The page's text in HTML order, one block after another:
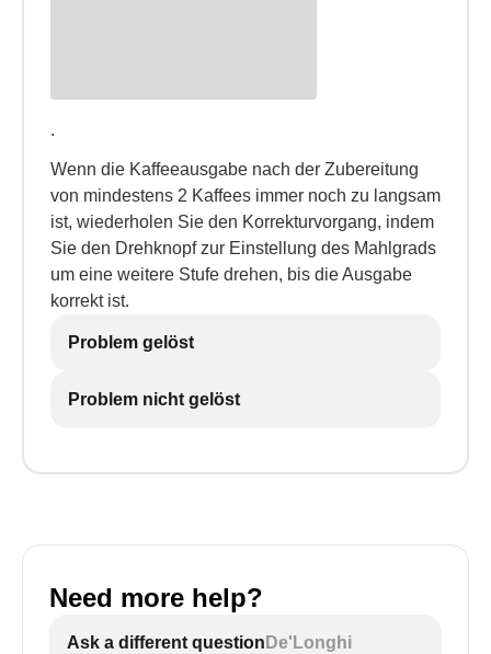
.
Wenn die Kaffeeausgabe nach der Zubereitung
von mindestens 2 Kaffees immer noch zu langsam
ist, wiederholen Sie den Korrekturvorgang, indem
Sie den Drehknopf zur Einstellung des Mahlgrads
um eine weitere Stufe drehen, bis die Ausgabe
korrekt ist.
Problem gelöst
Problem nicht gelöst
Need more help?
Ask a different question De'Longhi